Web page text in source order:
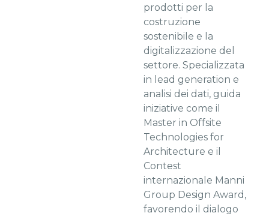
prodotti per la
costruzione
sostenibile e la
digitalizzazione del
settore. Specializzata
in lead generation e
analisi dei dati, guida
iniziative come il
Master in Offsite
Technologies for
Architecture e il
Contest
internazionale Manni
Group Design Award,
favorendo il dialogo